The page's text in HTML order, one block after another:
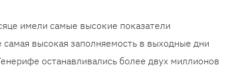
имели самые высокие показатели
высокая заполняемость в выходные дни
останавливались более двух миллионов